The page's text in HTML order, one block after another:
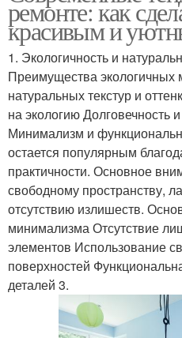
ремонте: как
красивым и
1. Экологичность и
Преимущества
натуральных текстур и
на экологию Долговечность
Минимализм и
остается популярным
практичности. Основное
свободному пространству,
отсутствию излишеств.
минимализма Отсутствие
элементов Использование
поверхностей
деталей 3.